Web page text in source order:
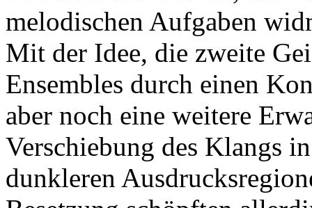
melodischen Aufgaben
Mit der Idee, die zweite
Ensembles durch einen
aber noch eine weitere
Verschiebung des Klangs
dunkleren